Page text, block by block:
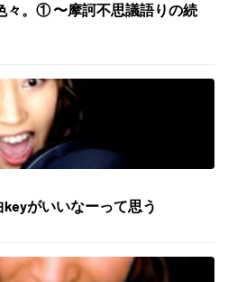
々。① 〜摩訶不思議語りの続
がいいなーって思う